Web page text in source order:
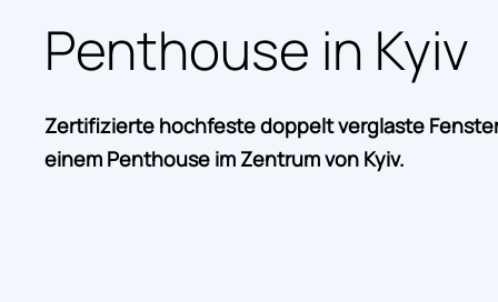
Penthouse in Kyiv
Zertifizierte hochfeste doppelt verglaste
einem Penthouse im Zentrum von Kyiv.